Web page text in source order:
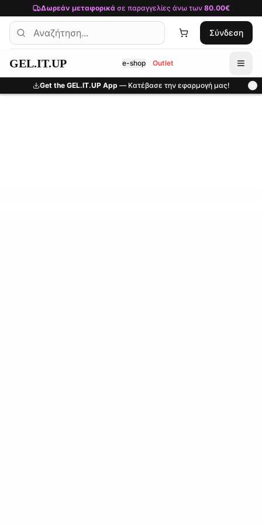
Μετάβαση στο κύριο περιεχόμενο
Δωρεάν μεταφορικάσε παραγγελίες άνω των 80.00€
Σύνδεση
GEL.IT.UP e-shop Outlet
Get the GEL.IT.UP App — Κατέβασε την εφαρμογή μας!